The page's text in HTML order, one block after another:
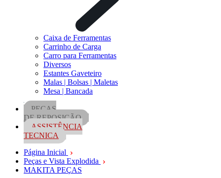
Caixa de Ferramentas
Carrinho de Carga
Carro para Ferramentas
Diversos
Estantes Gaveteiro
Malas | Bolsas | Maletas
Mesa | Bancada
PEÇAS
DE REPOSIÇÃO
ASSISTÊNCIA
TECNICA
Página Inicial
Peças e Vista Explodida
MAKITA PEÇAS